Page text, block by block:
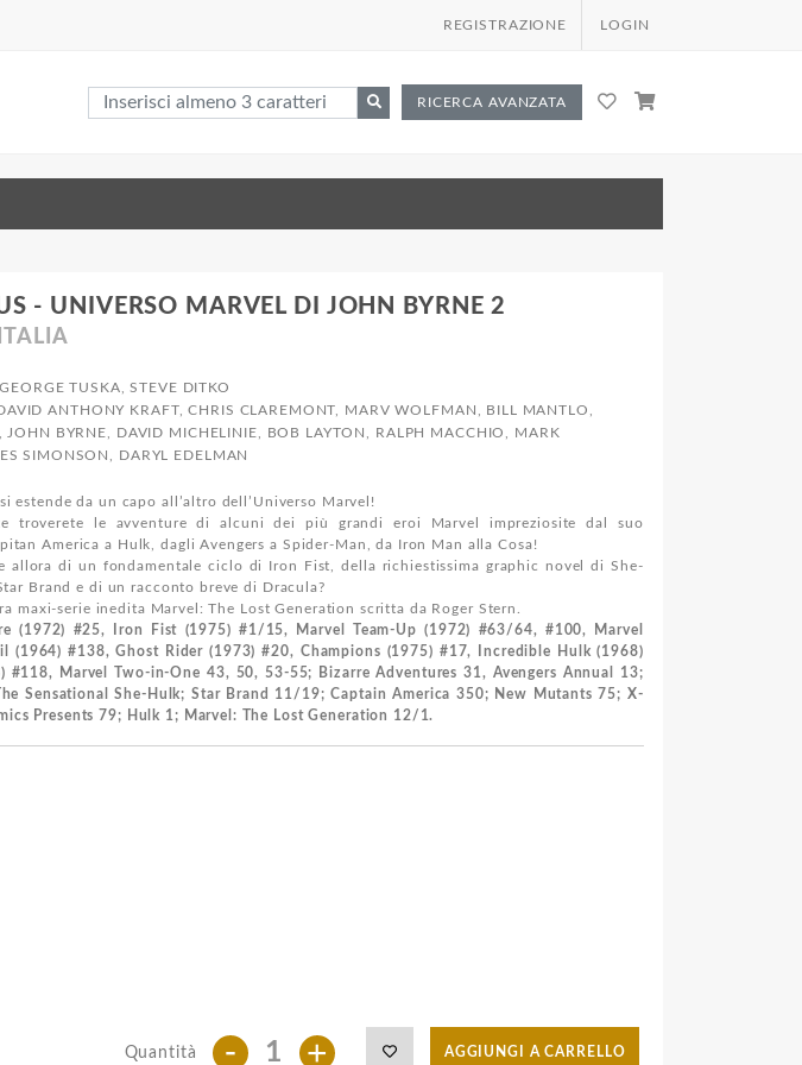
REGISTRAZIONE LOGIN
RICERCA AVANZATA
- UNIVERSO MARVEL DI JOHN BYRNE 2
TUSKA, STEVE DITKO
ANTHONY KRAFT, CHRIS CLAREMONT, MARV WOLFMAN, BILL MANTLO,
JOHN BYRNE, DAVID MICHELINIE, BOB LAYTON, RALPH MACCHIO, MARK
SIMONSON, DARYL EDELMAN
estende da un capo all’altro dell’Universo Marvel!
troverete le avventure di alcuni dei più grandi eroi Marvel impreziosite dal suo
America a Hulk, dagli Avengers a Spider-Man, da Iron Man alla Cosa!
allora di un fondamentale ciclo di Iron Fist, della richiestissima graphic novel di She-
Brand e di un racconto breve di Dracula?
maxi-serie inedita Marvel: The Lost Generation scritta da Roger Stern.
(1972) #25, Iron Fist (1975) #1/15, Marvel Team-Up (1972) #63/64, #100, Marvel
(1964) #138, Ghost Rider (1973) #20, Champions (1975) #17, Incredible Hulk (1968)
#118, Marvel Two-in-One 43, 50, 53-55; Bizarre Adventures 31, Avengers Annual 13;
Sensational She-Hulk; Star Brand 11/19; Captain America 350; New Mutants 75; X-
Presents 79; Hulk 1; Marvel: The Lost Generation 12/1.
Quantità - + AGGIUNGI A CARRELLO